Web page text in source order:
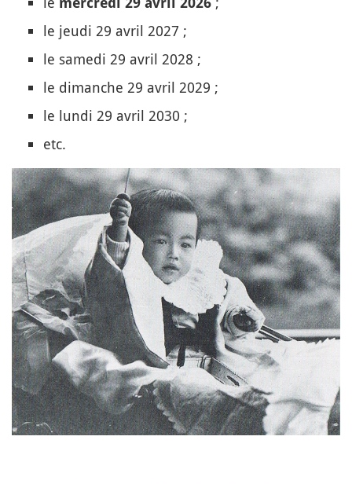
le jeudi 29 avril 2027 ;
le samedi 29 avril 2028 ;
le dimanche 29 avril 2029 ;
le lundi 29 avril 2030 ;
etc.